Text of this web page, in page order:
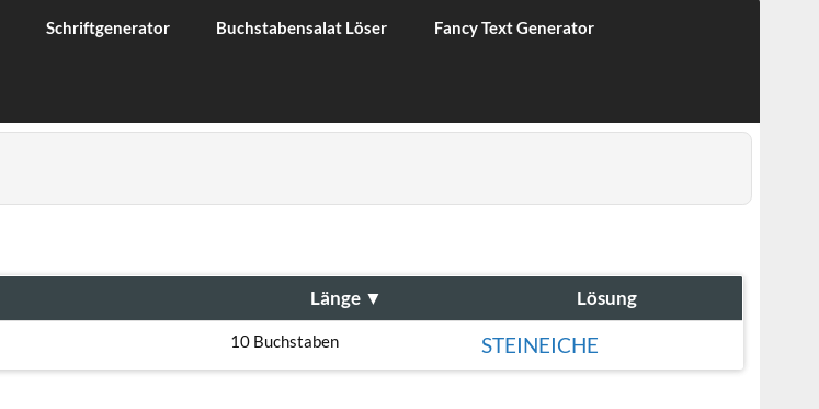
Schriftgenerator Buchstabensalat Löser Fancy Text Generator
Länge ▼ Lösung
10 Buchstaben STEINEICHE